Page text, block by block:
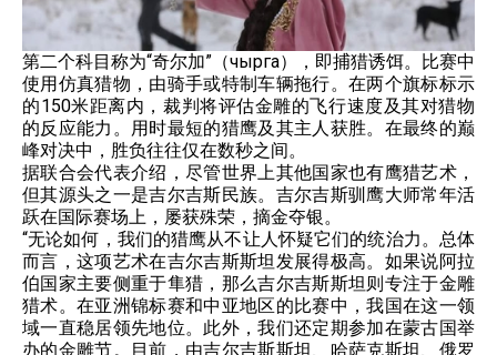
第二个科目称为“奇尔加”（чырга），即捕猎诱饵。比赛中
使用仿真猎物，由骑手或特制车辆拖行。在两个旗标标示
的150米距离内，裁判将评估金雕的飞行速度及其对猎物
的反应能力。用时最短的猎鹰及其主人获胜。在最终的巅
峰对决中，胜负往往仅在数秒之间。
据联合会代表介绍，尽管世界上其他国家也有鹰猎艺术，
但其源头之一是吉尔吉斯民族。吉尔吉斯驯鹰大师常年活
跃在国际赛场上，屡获殊荣，摘金夺银。
“无论如何，我们的猎鹰从不让人怀疑它们的统治力。总体
而言，这项艺术在吉尔吉斯斯坦发展得极高。如果说阿拉
伯国家主要侧重于隼猎，那么吉尔吉斯斯坦则专注于金雕
猎术。在亚洲锦标赛和中亚地区的比赛中，我国在这一领
域一直稳居领先地位。此外，我们还定期参加在蒙古国举
办的金雕节。目前，由吉尔吉斯斯坦、哈萨克斯坦、俄罗